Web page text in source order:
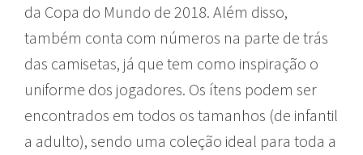
da Copa do Mundo de 2018. Além disso,
também conta com números na parte de trás
das camisetas, já que tem como inspiração o
uniforme dos jogadores. Os ítens podem ser
encontrados em todos os tamanhos (de infantil
a adulto), sendo uma coleção ideal para toda a